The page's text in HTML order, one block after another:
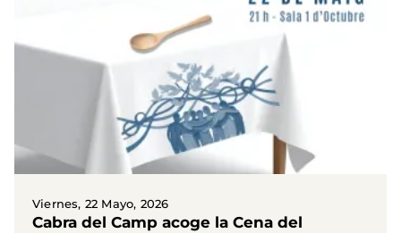
Viernes, 22 Mayo, 2026
Cabra del Camp acoge la Cena del